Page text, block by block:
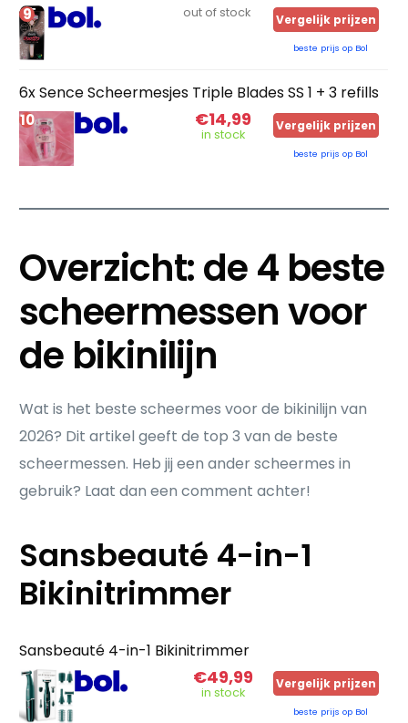
9 out of stock Vergelijk prijzen
beste prijs op Bol
6x Sence Scheermesjes Triple Blades SS 1 + 3 refills
10 €14,99
in stock
Vergelijk prijzen
beste prijs op Bol
Overzicht: de 4 beste
scheermessen voor
de bikinilijn
Wat is het beste scheermes voor de bikinilijn van
2026? Dit artikel geeft de top 3 van de beste
scheermessen. Heb jij een ander scheermes in
gebruik? Laat dan een comment achter!
Sansbeauté 4-in-1
Bikinitrimmer
Sansbeauté 4-in-1 Bikinitrimmer
€49,99
in stock
Vergelijk prijzen
beste prijs op Bol